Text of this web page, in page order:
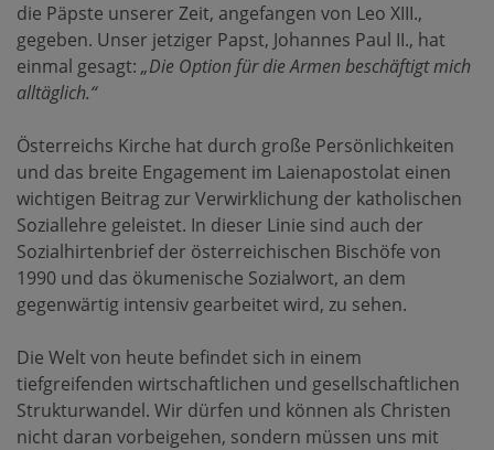
die Päpste unserer Zeit, angefangen von Leo XIII.,
gegeben. Unser jetziger Papst, Johannes Paul II., hat
einmal gesagt: „Die Option für die Armen beschäftigt mich
alltäglich.“
Österreichs Kirche hat durch große Persönlichkeiten
und das breite Engagement im Laienapostolat einen
wichtigen Beitrag zur Verwirklichung der katholischen
Soziallehre geleistet. In dieser Linie sind auch der
Sozialhirtenbrief der österreichischen Bischöfe von
1990 und das ökumenische Sozialwort, an dem
gegenwärtig intensiv gearbeitet wird, zu sehen.
Die Welt von heute befindet sich in einem
tiefgreifenden wirtschaftlichen und gesellschaftlichen
Strukturwandel. Wir dürfen und können als Christen
nicht daran vorbeigehen, sondern müssen uns mit